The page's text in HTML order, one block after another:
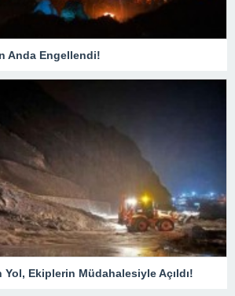
Anda Engellendi!
Yol, Ekiplerin Müdahalesiyle Açıldı!